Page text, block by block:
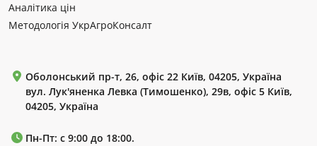
Аналітика цін
Методологія УкрАгроКонсалт
Оболонський пр-т, 26, офіс 22 Київ, 04205, Україна
вул. Лук'яненка Левка (Тимошенко), 29в, офіс 5 Київ,
04205, Україна
Пн-Пт: с 9:00 до 18:00.